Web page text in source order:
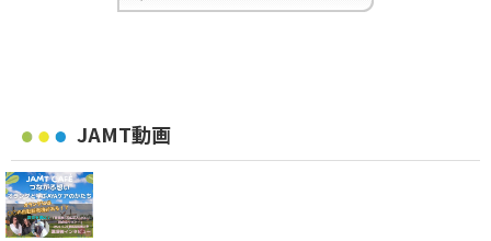
JAMT動画